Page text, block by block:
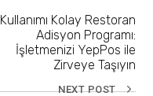
Kullanımı Kolay Restoran
Adisyon Programı:
İşletmenizi YepPos ile
Zirveye Taşıyın
NEXT POST